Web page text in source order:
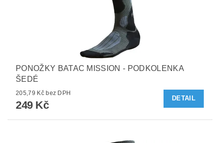
PONOŽKY BATAC MISSION - PODKOLENKA
ŠEDÉ
205,79 Kč bez DPH
249 Kč
DETAIL